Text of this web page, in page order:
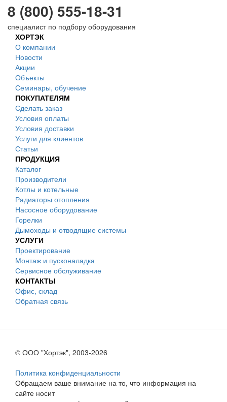
8 (800) 555-18-31
специалист по подбору оборудования
ХОРТЭК
О компании
Новости
Акции
Объекты
Семинары, обучение
ПОКУПАТЕЛЯМ
Сделать заказ
Условия оплаты
Условия доставки
Услуги для клиентов
Статьи
ПРОДУКЦИЯ
Каталог
Производители
Котлы и котельные
Радиаторы отопления
Насосное оборудование
Горелки
Дымоходы и отводящие системы
УСЛУГИ
Проектирование
Монтаж и пусконаладка
Сервисное обслуживание
КОНТАКТЫ
Офис, склад
Обратная связь
© ООО "Хортэк", 2003-2026
Политика конфиденциальности
Обращаем ваше внимание на то, что информация на
сайте носит